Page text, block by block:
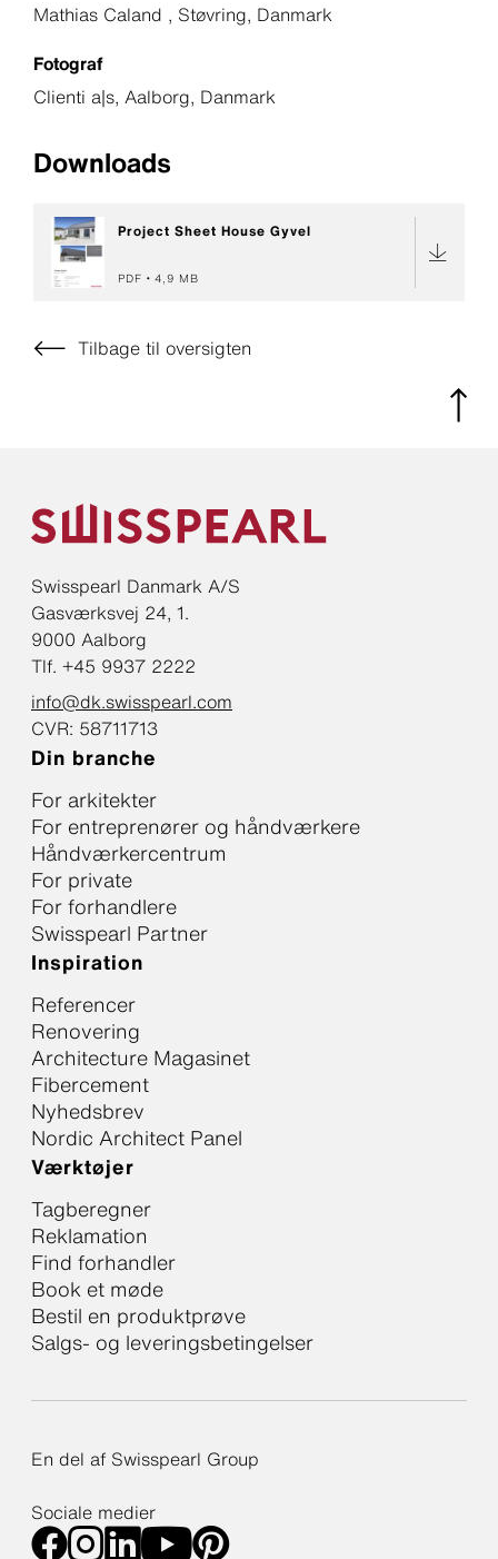
Mathias Caland , Støvring, Danmark
Fotograf
Clienti a|s, Aalborg, Danmark
Downloads
Project Sheet House Gyvel
PDF 4,9 MB
Tilbage til oversigten
Swisspearl Danmark A/S
Gasværksvej 24, 1.
9000 Aalborg
Tlf. +45 9937 2222
info@dk.swisspearl.com
CVR: 58711713
Din branche
For arkitekter
For entreprenører og håndværkere
Håndværkercentrum
For private
For forhandlere
Swisspearl Partner
Inspiration
Referencer
Renovering
Architecture Magasinet
Fibercement
Nyhedsbrev
Nordic Architect Panel
Værktøjer
Tagberegner
Reklamation
Find forhandler
Book et møde
Bestil en produktprøve
Salgs- og leveringsbetingelser
En del af Swisspearl Group
Sociale medier